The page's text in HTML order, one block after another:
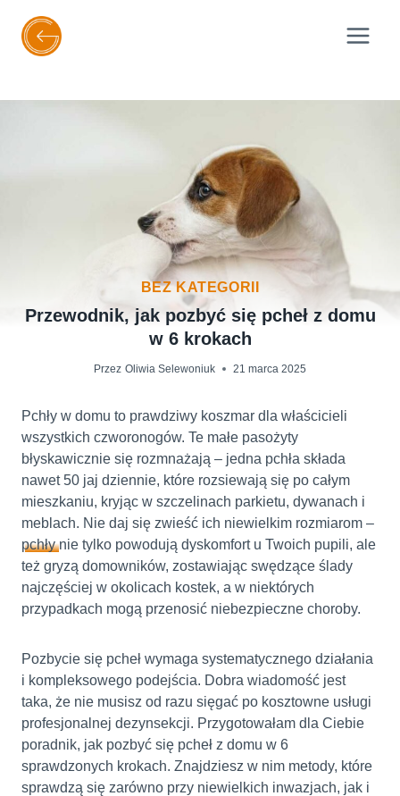
treści
BEZ KATEGORII
Przewodnik, jak pozbyć się pcheł z domu
w 6 krokach
Przez Oliwia Selewoniuk 21 marca 2025
Pchły w domu to prawdziwy koszmar dla właścicieli
wszystkich czworonogów. Te małe pasożyty
błyskawicznie się rozmnażają – jedna pchła składa
nawet 50 jaj dziennie, które rozsiewają się po całym
mieszkaniu, kryjąc w szczelinach parkietu, dywanach i
meblach. Nie daj się zwieść ich niewielkim rozmiarom –
pchłynie tylko powodują dyskomfort u Twoich pupili, ale
też gryzą domowników, zostawiając swędzące ślady
najczęściej w okolicach kostek, a w niektórych
przypadkach mogą przenosić niebezpieczne choroby.
Pozbycie się pcheł wymaga systematycznego działania
i kompleksowego podejścia. Dobra wiadomość jest
taka, że nie musisz od razu sięgać po kosztowne usługi
profesjonalnej dezynsekcji. Przygotowałam dla Ciebie
poradnik, jak pozbyć się pcheł z domu w 6
sprawdzonych krokach. Znajdziesz w nim metody, które
sprawdzą się zarówno przy niewielkich inwazjach, jak i